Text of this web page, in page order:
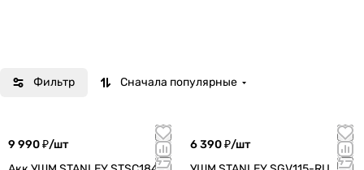
Фильтр Сначала популярные
9 990 ₽/шт
6 390 ₽/шт